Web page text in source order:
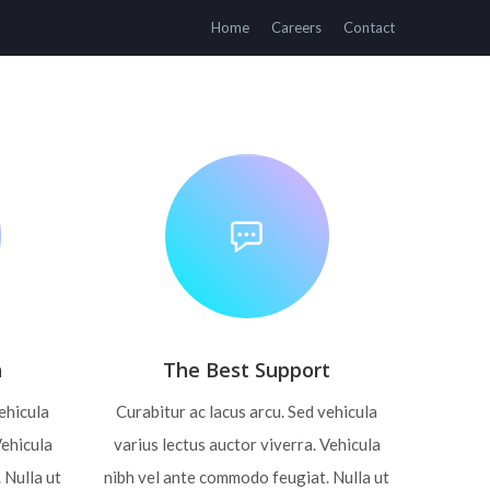
Home Careers Contact
Nulla ut
The Best Support
Curabitur ac lacus arcu. Sed vehicula
varius lectus auctor viverra. Vehicula
nibh vel ante commodo feugiat. Nulla ut